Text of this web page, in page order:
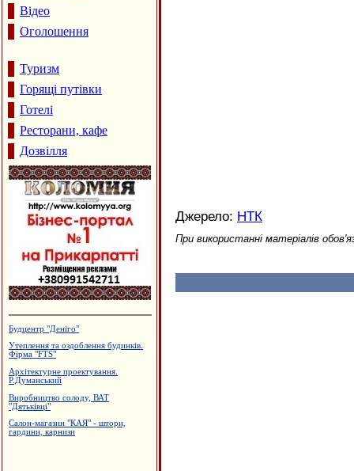
Відео
Оголошення
Туризм
Горящі путівки
Готелі
Ресторани, кафе
Дозвілля
Вироби з нержавіючої сталі
Виробництво жалюзі, ПКВП "Люкс-
сервіс"
Меража ювелірних магазинів "АГАТ"
Лікувально-діагностичний центр
Джерело: НТК
При використанні матеріалів